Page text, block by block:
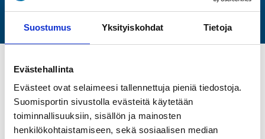
Suostumus Yksityiskohdat Tietoja
Evästehallinta
Evästeet ovat selaimeesi tallennettuja pieniä tiedostoja.
Suomisportin sivustolla evästeitä käytetään
toiminnallisuuksiin, sisällön ja mainosten
henkilökohtaistamiseen, sekä sosiaalisen median
Vehmaisten Urheilijat
Vehmaisten urheilukentällä on luvassa monipuolista
liikuntaa - urheilua, pelejä, leikkejä, palloilua.
Tutustutaan eri lajeihin ja pienimuotoisiin kisailuihin.
Jokaiselle löytyy jotakin ja osaavat ohjaajamme auttavat